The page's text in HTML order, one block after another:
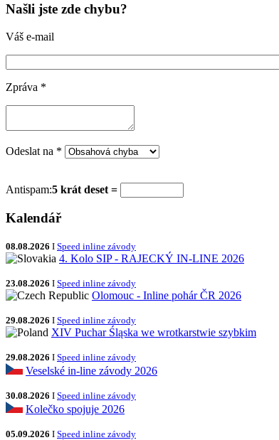
Našli jste zde chybu?
Váš e-mail
Zpráva *
Odeslat na *
Antispam:5 krát deset =
Kalendář
08.08.2026 I Speed inline závody
4. Kolo SIP - RAJECKÝ IN-LINE 2026
23.08.2026 I Speed inline závody
Olomouc - Inline pohár ČR 2026
29.08.2026 I Speed inline závody
XIV Puchar Śląska we wrotkarstwie szybkim
29.08.2026 I Speed inline závody
Veselské in-line závody 2026
30.08.2026 I Speed inline závody
Kolečko spojuje 2026
05.09.2026 I Speed inline závody